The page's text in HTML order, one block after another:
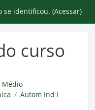
se identificou. (Acessar)
curso
Médio
Autom Ind I